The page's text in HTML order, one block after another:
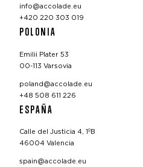
info@accolade.eu
+420 220 303 019
POLONIA
Emilii Plater 53
00-113 Varsovia
poland@accolade.eu
+48 508 611 226
ESPAÑA
Calle del Justicia 4, 1ºB
46004 Valencia
spain@accolade.eu